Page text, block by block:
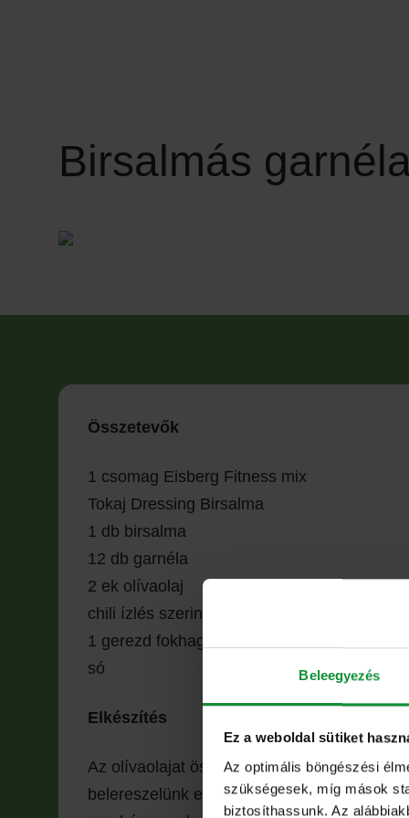
Beleegyezés
Ez a weboldal sütiket
Az optimális böngészési
szükségesek, míg mások
biztosíthassunk. Az
Birsalmás
Összetevők
1 csomag Eisberg Fitness mix
Tokaj Dressing Birsalma
1 db birsalma
12 db garnéla
2 ek olívaolaj
chili ízlés szerint
1 gerezd fokhagyma
só
Elkészítés
Az olívaolajat összekeverjük egy evőkanál
belereszelünk egy gerezd fokhagymát és